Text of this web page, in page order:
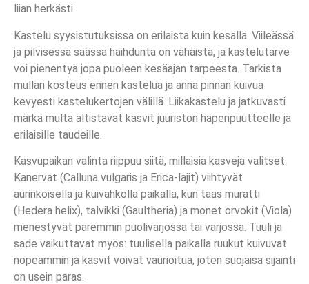
liian herkästi.
Kastelu syysistutuksissa on erilaista kuin kesällä. Viileässä
ja pilvisessä säässä haihdunta on vähäistä, ja kastelutarve
voi pienentyä jopa puoleen kesäajan tarpeesta. Tarkista
mullan kosteus ennen kastelua ja anna pinnan kuivua
kevyesti kastelukertojen välillä. Liikakastelu ja jatkuvasti
märkä multa altistavat kasvit juuriston hapenpuutteelle ja
erilaisille taudeille.
Kasvupaikan valinta riippuu siitä, millaisia kasveja valitset.
Kanervat (Calluna vulgaris ja Erica-lajit) viihtyvät
aurinkoisella ja kuivahkolla paikalla, kun taas muratti
(Hedera helix), talvikki (Gaultheria) ja monet orvokit (Viola)
menestyvät paremmin puolivarjossa tai varjossa. Tuuli ja
sade vaikuttavat myös: tuulisella paikalla ruukut kuivuvat
nopeammin ja kasvit voivat vaurioitua, joten suojaisa sijainti
on usein paras.